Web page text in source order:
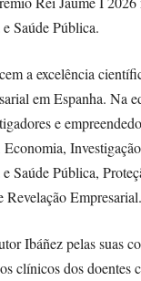
Saúde Pública.
a excelência
em Espanha. Na
e
Saúde Pública,
Revelação Empresarial.
Ibáñez pelas suas
clínicos dos doentes